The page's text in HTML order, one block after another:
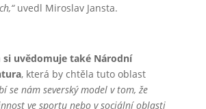
uvedl Miroslav Jansta.
uvědomuje také Národní
, která by chtěla tuto oblast
se nám severský model v tom, že
ve sportu nebo v sociální oblasti